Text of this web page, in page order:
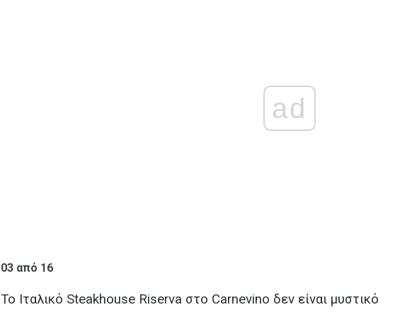
ad
03 από 16
Το Ιταλικό Steakhouse Riserva στο Carnevino δεν είναι μυστικό